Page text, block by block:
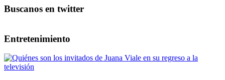
Buscanos en twitter
Entretenimiento